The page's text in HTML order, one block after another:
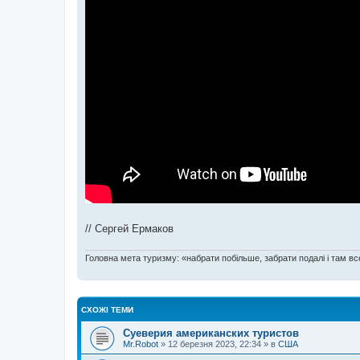
// Сергей Ермаков
Головна мета туризму: «набрати побільше, забрати подалі і там
СХОЖІ ТЕМИ
Суеверия американских туристов
Mr.Robot » 12 березня 2023, 22:34 » в США